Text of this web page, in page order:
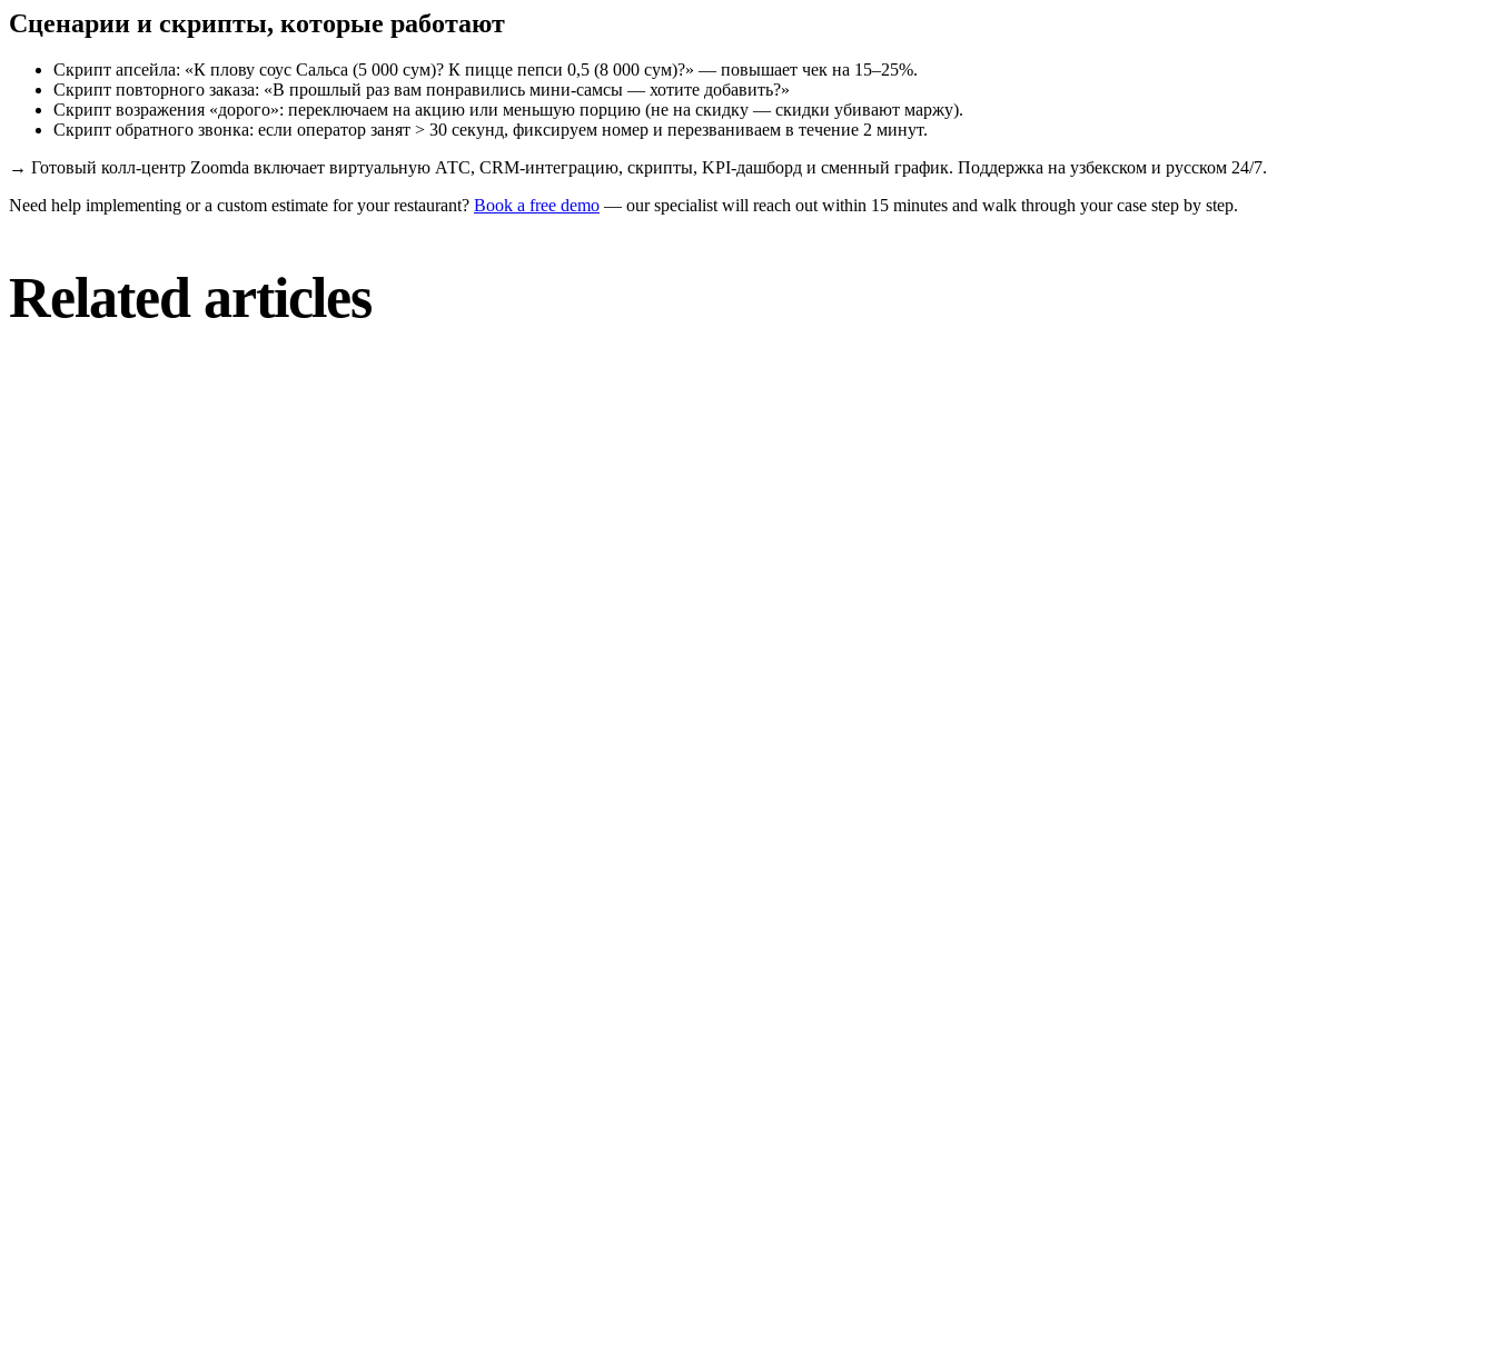
Сценарии и скрипты, которые работают
Скрипт апсейла: «К плову соус Сальса (5 000 сум)? К пицце пепси 0,5 (8 000 сум)?» — повышает чек на 15–25%.
Скрипт повторного заказа: «В прошлый раз вам понравились мини-самсы — хотите добавить?»
Скрипт возражения «дорого»: переключаем на акцию или меньшую порцию (не на скидку — скидки убивают маржу).
Скрипт обратного звонка: если оператор занят > 30 секунд, фиксируем номер и перезваниваем в течение 2 минут.
→ Готовый колл-центр Zoomda включает виртуальную АТС, CRM-интеграцию, скрипты, KPI-дашборд и сменный график. Поддержка на узбекском и русском 24/7.
Need help implementing or a custom estimate for your restaurant? Book a free demo — our specialist will reach out within 15 minutes and walk through your case step by step.
Related articles